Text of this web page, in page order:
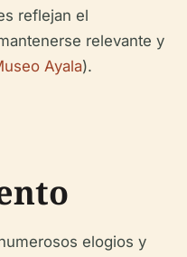
reflejan el
relevante y
Ayala).
elogios y